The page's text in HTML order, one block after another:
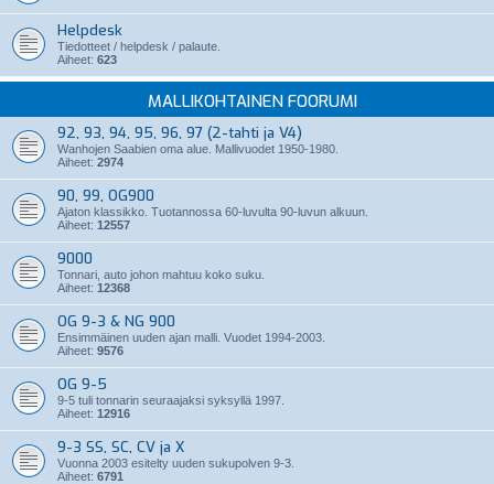
Helpdesk
Tiedotteet / helpdesk / palaute.
Aiheet: 623
MALLIKOHTAINEN FOORUMI
92, 93, 94, 95, 96, 97 (2-tahti ja V4)
Wanhojen Saabien oma alue. Mallivuodet 1950-1980.
Aiheet: 2974
90, 99, OG900
Ajaton klassikko. Tuotannossa 60-luvulta 90-luvun alkuun.
Aiheet: 12557
9000
Tonnari, auto johon mahtuu koko suku.
Aiheet: 12368
OG 9-3 & NG 900
Ensimmäinen uuden ajan malli. Vuodet 1994-2003.
Aiheet: 9576
OG 9-5
9-5 tuli tonnarin seuraajaksi syksyllä 1997.
Aiheet: 12916
9-3 SS, SC, CV ja X
Vuonna 2003 esitelty uuden sukupolven 9-3.
Aiheet: 6791